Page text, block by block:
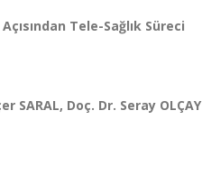
Tele-Sağlık Süreci
SARAL, Doç. Dr. Seray OLÇAY